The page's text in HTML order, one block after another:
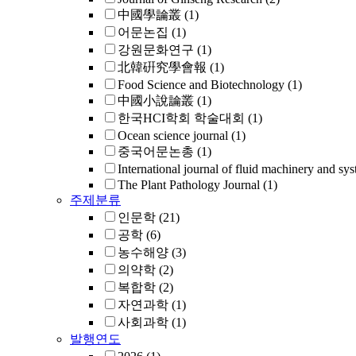
中國學論叢 (1)
어문논집 (1)
강원문화연구 (1)
北韓硏究學會報 (1)
Food Science and Biotechnology (1)
中國小說論叢 (1)
한국HCI학회 학술대회 (1)
Ocean science journal (1)
중국어문논총 (1)
International journal of fluid machinery and
The Plant Pathology Journal (1)
주제분류
인문학 (21)
공학 (6)
농수해양 (3)
의약학 (2)
복합학 (2)
자연과학 (1)
사회과학 (1)
발행연도